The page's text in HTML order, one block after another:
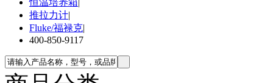
推拉力计|
Fluke/福禄克|
400-850-9117